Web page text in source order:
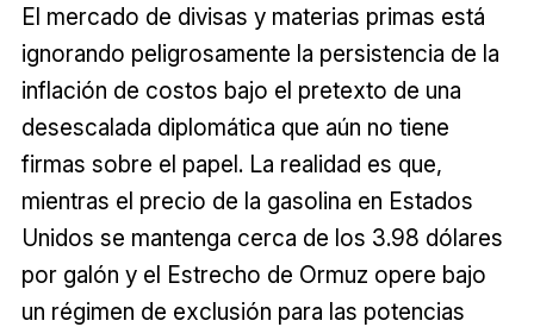
El mercado de divisas y materias primas está
ignorando peligrosamente la persistencia de la
inflación de costos bajo el pretexto de una
desescalada diplomática que aún no tiene
firmas sobre el papel. La realidad es que,
mientras el precio de la gasolina en Estados
Unidos se mantenga cerca de los 3.98 dólares
por galón y el Estrecho de Ormuz opere bajo
un régimen de exclusión para las potencias